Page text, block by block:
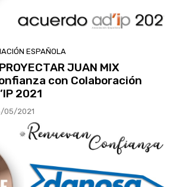
ESPAÑOLA
JUAN MIX
con Colaboración
2021
05/2021